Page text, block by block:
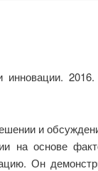
инновации.
и
на основе
Он